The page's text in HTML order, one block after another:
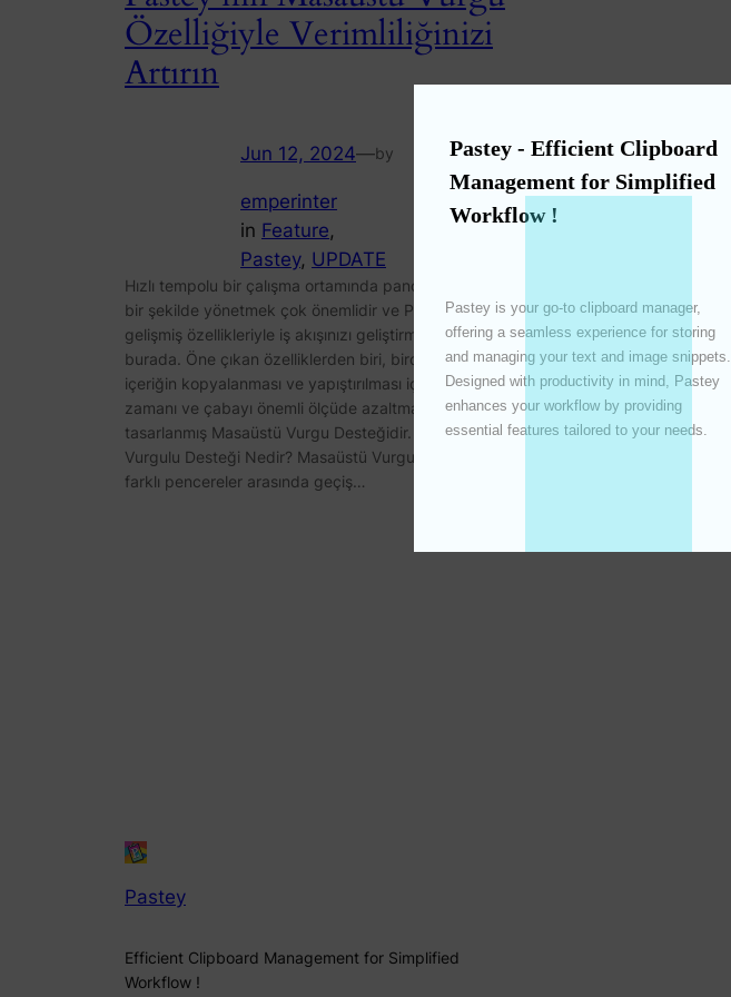
Özelliğiyle Verimliliğinizi
Artırın
Jun 12, 2024—by
emperinter
in Feature
Pastey, UPDATE
Hızlı tempolu bir çalışma ortamında panonuzu verimli
bir şekilde yönetmek çok önemlidir ve Pastey,
gelişmiş özellikleriyle iş akışınızı geliştirmek için
burada. Öne çıkan özelliklerden biri, birden fazla
içeriğin kopyalanması ve yapıştırılması için gereken
zamanı ve çabayı önemli ölçüde azaltmak üzere
tasarlanmış Masaüstü Vurgu Desteğidir. Masaüstü
Vurgulu Desteği Nedir? Masaüstü Vurgu Desteği,
farklı pencereler arasında geçiş…
Pastey
Efficient Clipboard Management for Simplified
Workflow !
Pastey - Efficient Clipboard
Management for Simplified
Workflow !
Pastey is your go-to clipboard manager,
offering a seamless experience for storing
and managing your text and image snippets.
Designed with productivity in mind, Pastey
enhances your workflow by providing
essential features tailored to your needs.